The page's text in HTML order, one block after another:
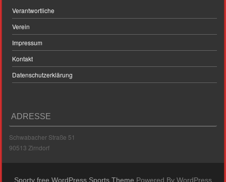
Verantwortliche
Verein
Impressum
Kontakt
Datenschutzerklärung
ADRESSE
Schwabacher Straße 51
90513 Zirndorf
Sporty free WordPress Sports Theme Powered By WordPress